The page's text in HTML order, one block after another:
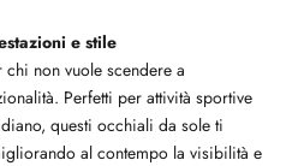
e stile
non vuole scendere a
Perfetti per attività sportive
questi occhiali da sole ti
al contempo la visibilità e